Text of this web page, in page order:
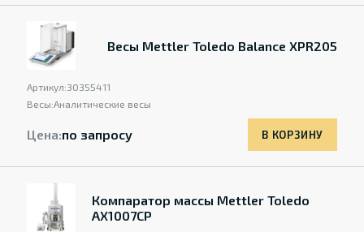
Весы Mettler Toledo Balance XPR205
Артикул:30355411
Весы:Аналитические весы
Цена:по запросу В КОРЗИНУ
Компаратор массы Mettler Toledo
AX1007CP